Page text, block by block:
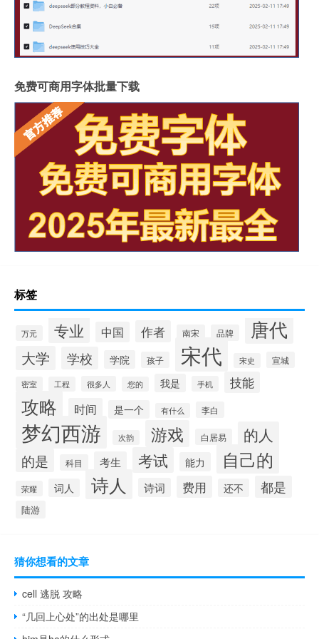
免费可商用字体批量下载
标签
万元 专业 中国 作者 南宋 品牌 唐代
大学 学校 学院 孩子 宋代 宋史 宣城
密室 工程 很多人 您的 我是 手机 技能
攻略 时间 是一个 有什么 李白
梦幻西游 次韵 游戏 白居易 的人
的是 科目 考生 考试 能力 自己的
荣耀 词人 诗人 诗词 费用 还不 都是
陆游
猜你想看的文章
cell 逃脱 攻略
“几回上心处”的出处是哪里